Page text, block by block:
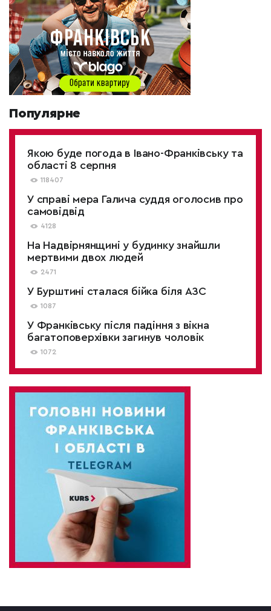
Популярне
Якою буде погода в Івано-Франківську та
області 8 серпня
118407
У справі мера Галича суддя оголосив про
самовідвід
4128
На Надвірнянщині у будинку знайшли
мертвими двох людей
2471
У Бурштині сталася бійка біля АЗС
1087
У Франківську після падіння з вікна
багатоповерхівки загинув чоловік
1072